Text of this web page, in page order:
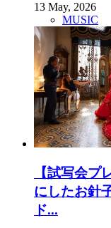
13 May, 2026
MUSIC
【試写会プ
にしたお針
ド...